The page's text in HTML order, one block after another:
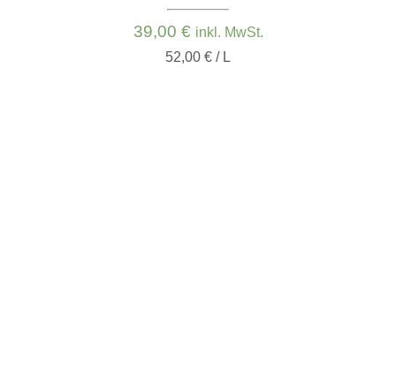
39,00 € inkl. MwSt.
52,00 € / L